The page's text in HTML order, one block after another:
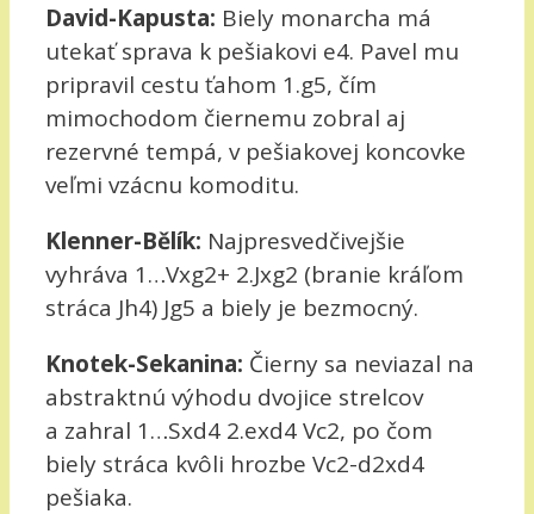
David-Kapusta: Biely monarcha má
utekať sprava k pešiakovi e4. Pavel mu
pripravil cestu ťahom 1.g5, čím
mimochodom čiernemu zobral aj
rezervné tempá, v pešiakovej koncovke
veľmi vzácnu komoditu.
Klenner-Bělík: Najpresvedčivejšie
vyhráva 1…Vxg2+ 2.Jxg2 (branie kráľom
stráca Jh4) Jg5 a biely je bezmocný.
Knotek-Sekanina: Čierny sa neviazal na
abstraktnú výhodu dvojice strelcov
a zahral 1…Sxd4 2.exd4 Vc2, po čom
biely stráca kvôli hrozbe Vc2-d2xd4
pešiaka.